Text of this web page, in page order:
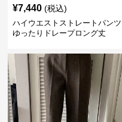
¥7,440 (税込)
ハイウエストストレートパンツ
ゆったりドレープロング丈